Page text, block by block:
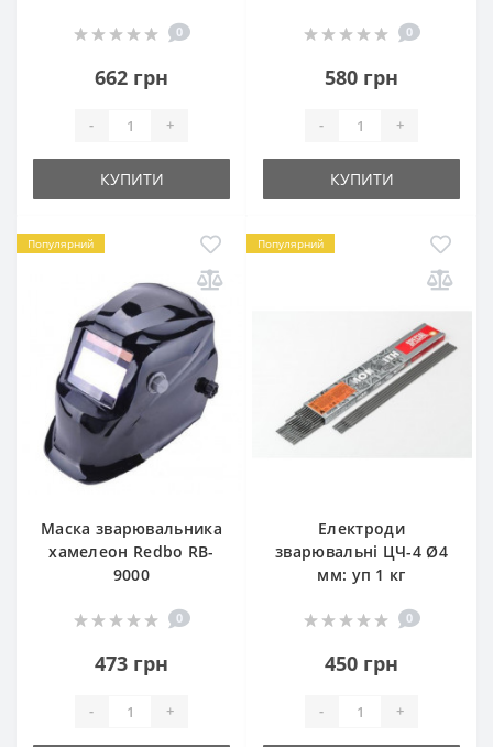
0
662 грн
- +
КУПИТИ
0
580 грн
- +
КУПИТИ
Популярний
Маска зварювальника
хамелеон Redbo RB-
9000
0
473 грн
- +
Популярний
Електроди
зварювальні ЦЧ-4 Ø4
мм: уп 1 кг
0
450 грн
- +